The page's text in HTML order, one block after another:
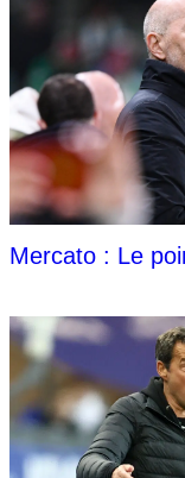
Mercato : Le